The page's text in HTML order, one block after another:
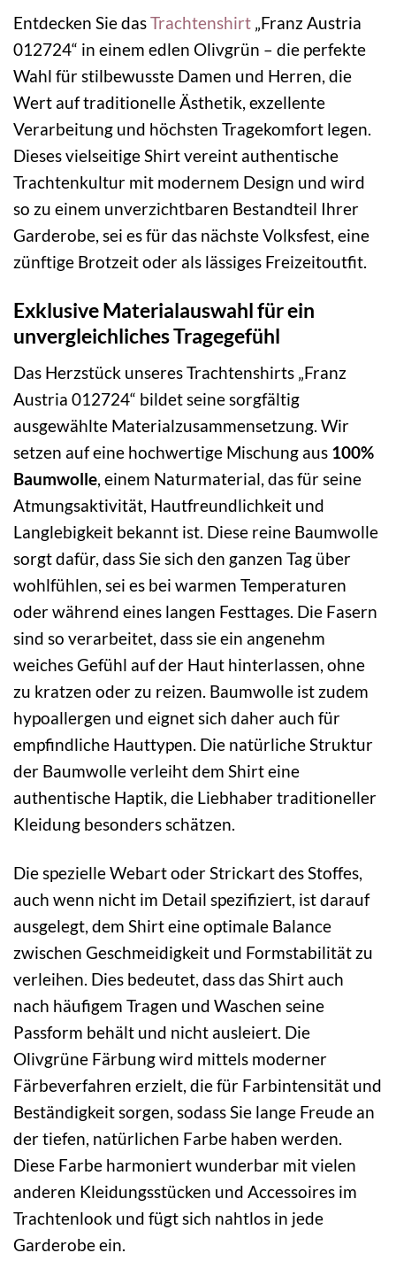
Entdecken Sie dasTrachtenshirt „Franz Austria
012724“ in einem edlen Olivgrün – die perfekte
Wahl für stilbewusste Damen und Herren, die
Wert auf traditionelle Ästhetik, exzellente
Verarbeitung und höchsten Tragekomfort legen.
Dieses vielseitige Shirt vereint authentische
Trachtenkultur mit modernem Design und wird
so zu einem unverzichtbaren Bestandteil Ihrer
Garderobe, sei es für das nächste Volksfest, eine
zünftige Brotzeit oder als lässiges Freizeitoutfit.
Exklusive Materialauswahl für ein
unvergleichliches Tragegefühl
Das Herzstück unseres Trachtenshirts „Franz
Austria 012724“ bildet seine sorgfältig
ausgewählte Materialzusammensetzung. Wir
setzen auf eine hochwertige Mischung aus 100%
Baumwolle , einem Naturmaterial, das für seine
Atmungsaktivität, Hautfreundlichkeit und
Langlebigkeit bekannt ist. Diese reine Baumwolle
sorgt dafür, dass Sie sich den ganzen Tag über
wohlfühlen, sei es bei warmen Temperaturen
oder während eines langen Festtages. Die Fasern
sind so verarbeitet, dass sie ein angenehm
weiches Gefühl auf der Haut hinterlassen, ohne
zu kratzen oder zu reizen. Baumwolle ist zudem
hypoallergen und eignet sich daher auch für
empfindliche Hauttypen. Die natürliche Struktur
der Baumwolle verleiht dem Shirt eine
authentische Haptik, die Liebhaber traditioneller
Kleidung besonders schätzen.
Die spezielle Webart oder Strickart des Stoffes,
auch wenn nicht im Detail spezifiziert, ist darauf
ausgelegt, dem Shirt eine optimale Balance
zwischen Geschmeidigkeit und Formstabilität zu
verleihen. Dies bedeutet, dass das Shirt auch
nach häufigem Tragen und Waschen seine
Passform behält und nicht ausleiert. Die
Olivgrüne Färbung wird mittels moderner
Färbeverfahren erzielt, die für Farbintensität und
Beständigkeit sorgen, sodass Sie lange Freude an
der tiefen, natürlichen Farbe haben werden.
Diese Farbe harmoniert wunderbar mit vielen
anderen Kleidungsstücken und Accessoires im
Trachtenlook und fügt sich nahtlos in jede
Garderobe ein.